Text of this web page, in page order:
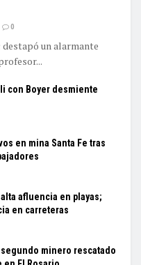
0
destapó un alarmante
con Boyer desmiente
en mina Santa Fe tras
afluencia en playas;
en carreteras
segundo minero rescatado